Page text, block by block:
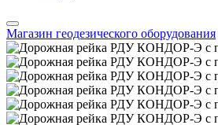
Магазин геодезического оборудования